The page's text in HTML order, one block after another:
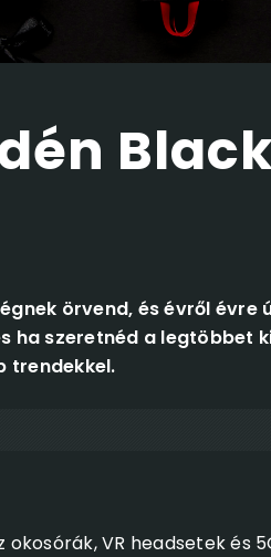
örvend, és évről évre
ha szeretnéd a legtöbbet
trendekkel.
VR headsetek és